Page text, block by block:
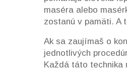
maséra alebo
zostanú v pamäti. A
Ak sa zaujímaš o
jednotlivých
Každá táto technika